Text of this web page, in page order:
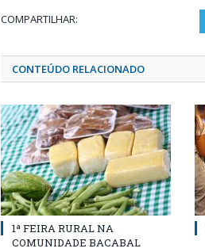
COMPARTILHAR:
CONTEÚDO RELACIONADO
1ª FEIRA RURAL NA
COMUNIDADE BACABAL